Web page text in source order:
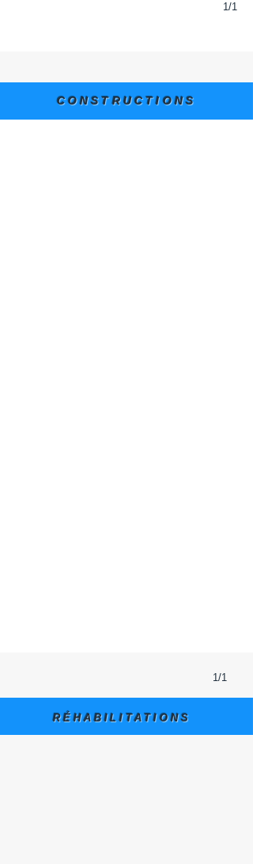
1/1
CONSTRUCTIONS
1/1
RÉHABILITATIONS